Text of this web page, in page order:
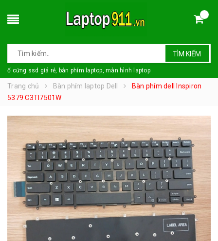
TÌM KIẾM
ổ cứng ssd giá rẻ, bàn phím laptop, màn hình laptop
Trang chủ Bàn phím laptop Dell
Bàn phím dell Inspiron
5379 C3TI7501W